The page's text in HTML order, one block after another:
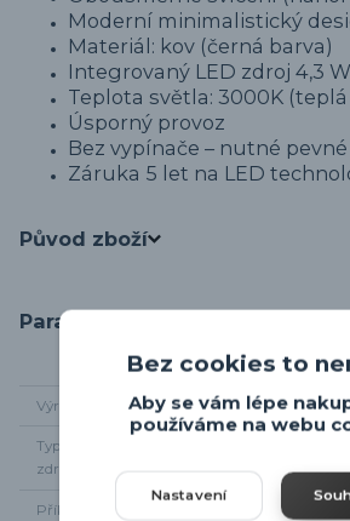
Moderní minimalistický
Materiál: kov (černá barva)
Integrovaný LED zdroj 4,3 W
Teplota světla: 3000K
Úsporný provoz
Bez vypínače – nutné
Záruka 5 let na LED
Původ zboží
Parametry
Výrobce Trio-leuchten
Typ světelného
zdroje
Příkon
Bez cookies to
Aby se vám lépe
používáme na webu
Nastavení